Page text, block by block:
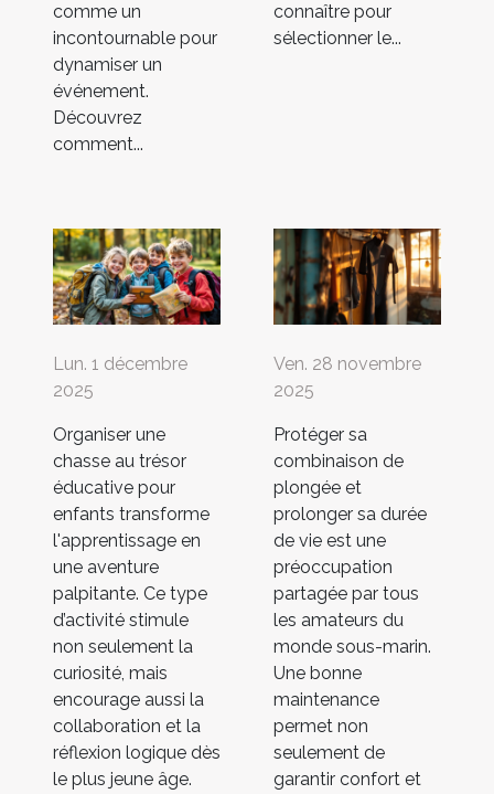
comme un
incontournable pour
dynamiser un
événement.
Découvrez
comment...
connaître pour
sélectionner le...
Lun. 1 décembre
2025
Organiser une
chasse au trésor
éducative pour
enfants transforme
l'apprentissage en
une aventure
palpitante. Ce type
d’activité stimule
non seulement la
curiosité, mais
encourage aussi la
collaboration et la
réflexion logique dès
le plus jeune âge.
Ven. 28 novembre
2025
Protéger sa
combinaison de
plongée et
prolonger sa durée
de vie est une
préoccupation
partagée par tous
les amateurs du
monde sous-marin.
Une bonne
maintenance
permet non
seulement de
garantir confort et